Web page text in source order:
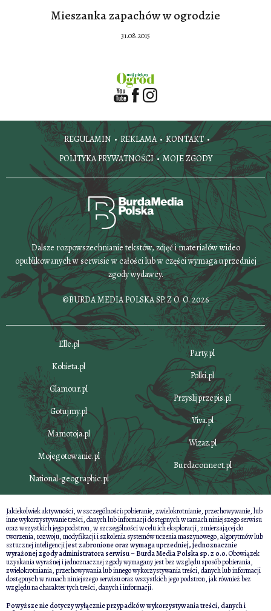
Mieszanka zapachów w ogrodzie
31.08.2015
REGULAMIN REKLAMA
KONTAKT
POLITYKA PRYWATNOŚCI
MOJE ZGODY
Dalsze rozpowszechnianie tekstów, zdjęć i materiałów wideo
opublikowanych w serwisie w całości lub w części wymaga uprzedniej
zgody wydawcy.
©BURDA MEDIA POLSKA SP. Z O. O. 2026
Elle.pl
Kobieta.pl
Glamour.pl
Gotujmy.pl
Mamotoja.pl
Mojegotowanie.pl
National-geographic.pl
Party.pl
Polki.pl
Przyslijprzepis.pl
Viva.pl
Wizaz.pl
Burdaconnect.pl
Jakiekolwiek aktywności, w szczególności: pobieranie, zwielokrotnianie, przechowywanie, lub
inne wykorzystywanie treści, danych lub informacji dostępnych w ramach niniejszego serwisu
oraz wszystkich jego podstron, w szczególności w celu ich eksploracji, zmierzającej do
tworzenia, rozwoju, modyfikacji i szkolenia systemów uczenia maszynowego, algorytmów lub
sztucznej inteligencjijest zabronione oraz wymaga uprzedniej, jednoznacznie
wyrażonej zgody administratora serwisu – Burda Media Polska sp. z o.o.Obowiązek
uzyskania wyraźnej i jednoznacznej zgody wymagany jest bez względu sposób pobierania,
zwielokrotniania, przechowywania lub innego wykorzystywania treści, danych lub informacji
dostępnych w ramach niniejszego serwisu oraz wszystkich jego podstron, jak również bez
względu na charakter tych treści, danych i informacji.
Powyższe nie dotyczy wyłącznie przypadków wykorzystywania treści, danych i